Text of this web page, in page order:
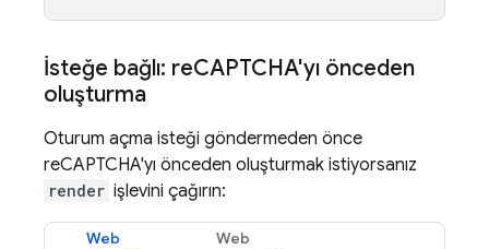
İsteğe bağlı: reCAPTCHA'yı önceden
oluşturma
Oturum açma isteği göndermeden önce
reCAPTCHA'yı önceden oluşturmak istiyorsanız
render işlevini çağırın:
Web Web